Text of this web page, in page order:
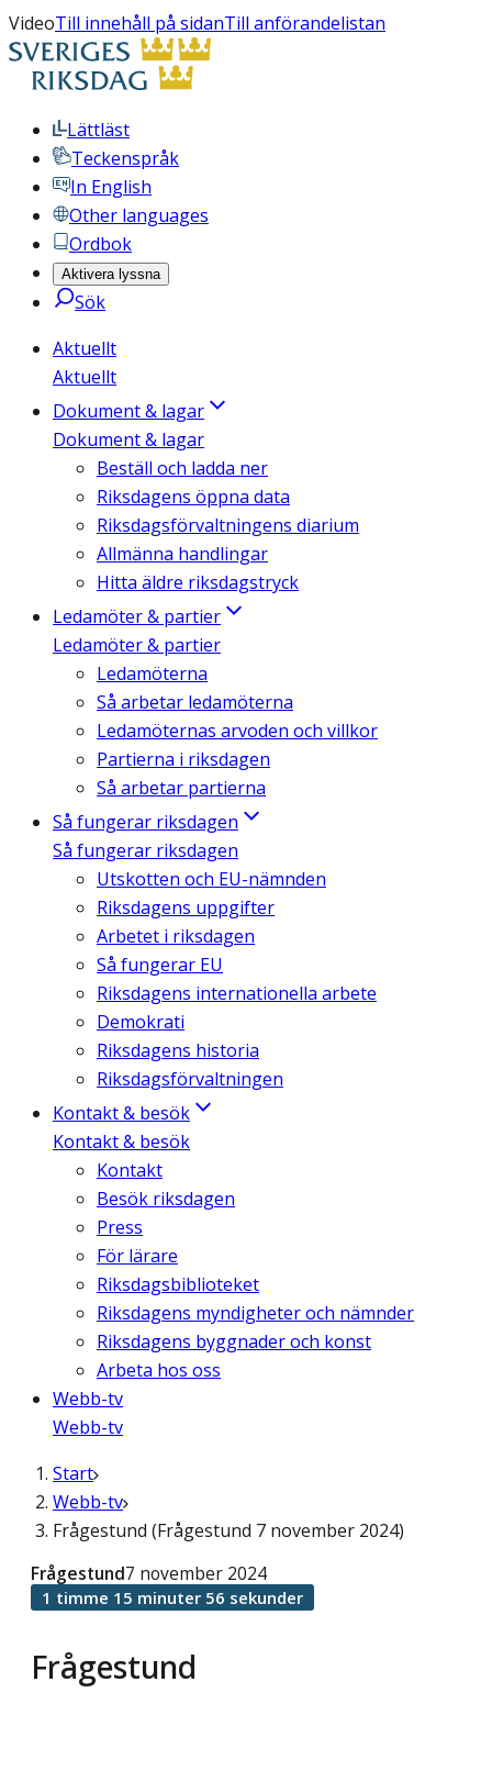
VideoTill innehåll på sidanTill anförandelistan
Lättläst
Teckenspråk
In English
Other languages
Ordbok
Aktivera lyssna
Sök
Aktuellt
Aktuellt
Dokument & lagar
Dokument & lagar
Beställ och ladda ner
Riksdagens öppna data
Riksdagsförvaltningens diarium
Allmänna handlingar
Hitta äldre riksdagstryck
Ledamöter & partier
Ledamöter & partier
Ledamöterna
Så arbetar ledamöterna
Ledamöternas arvoden och villkor
Partierna i riksdagen
Så arbetar partierna
Så fungerar riksdagen
Så fungerar riksdagen
Utskotten och EU-nämnden
Riksdagens uppgifter
Arbetet i riksdagen
Så fungerar EU
Riksdagens internationella arbete
Demokrati
Riksdagens historia
Riksdagsförvaltningen
Kontakt & besök
Kontakt & besök
Kontakt
Besök riksdagen
Press
För lärare
Riksdagsbiblioteket
Riksdagens myndigheter och nämnder
Riksdagens byggnader och konst
Arbeta hos oss
Webb-tv
Webb-tv
Start
Webb-tv
Frågestund (Frågestund 7 november 2024)
Frågestund
Frågestund7 november 2024
1 timme 15 minuter 56 sekunder